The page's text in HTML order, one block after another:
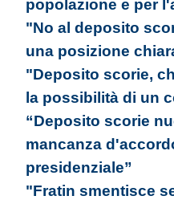
popolazione e per
"No al deposito
una posizione
"Deposito scorie,
la possibilità di un
“Deposito scorie
mancanza
presidenziale”
"Fratin smentisce